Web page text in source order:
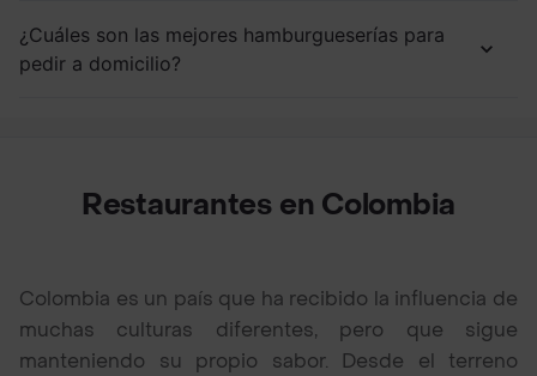
¿Cuáles son las mejores hamburgueserías para
pedir a domicilio?
Restaurantes en Colombia
Colombia es un país que ha recibido la influencia de
muchas culturas diferentes, pero que sigue
manteniendo su propio sabor. Desde el terreno